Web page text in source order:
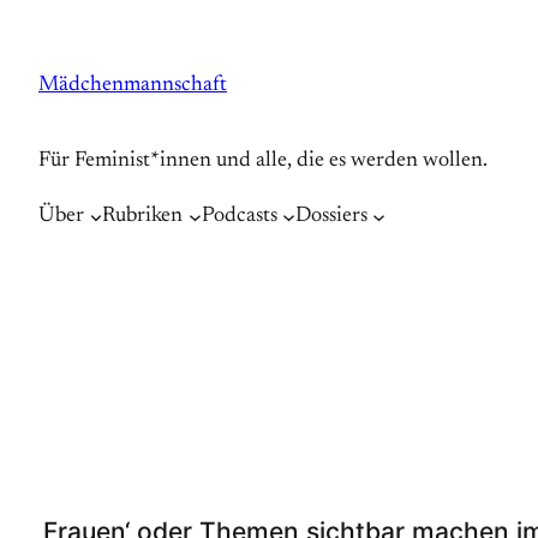
springen
Mädchenmannschaft
Für Feminist*innen und alle, die es werden wollen.
Über Rubriken Podcasts Dossiers
‚Frauen‘ oder Themen sichtbar machen